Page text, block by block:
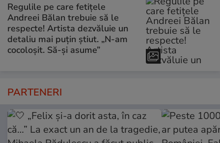
Regulile pe care fetițele
Andreei Bălan trebuie să le
respecte! Artista dezvăluie un
detaliu mai puțin știut. „N-am
cocoloșit. Să-și asume”
PARTENERI